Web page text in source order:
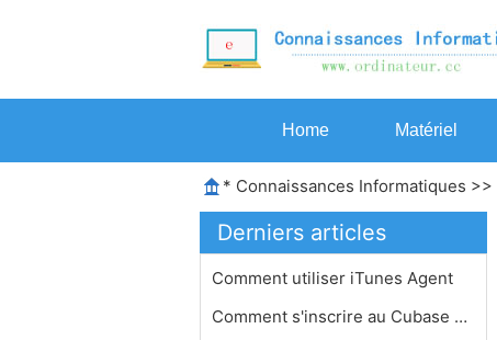
Home Matériel
* Connaissances Informatiques >>
Derniers articles
Comment utiliser iTunes Agent
Comment s'inscrire au Cubase 5 Dongl…